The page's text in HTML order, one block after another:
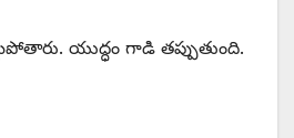
యుద్ధం గాడి తప్పుతుంది.